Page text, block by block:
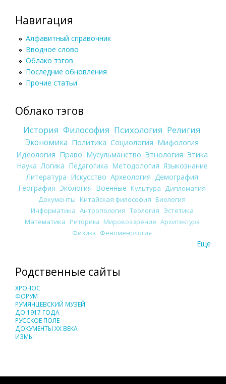
Навигация
Алфавитный справочник
Вводное слово
Облако тэгов
Последние обновления
Прочие статьи
Облако тэгов
История Философия Психология Религия
Экономика Политика Социология Мифология
Идеология Право Мусульманство Этнология Этика
Наука Логика Педагогика Методология Языкознание
Литература Искусство Археология Демография
География Экология Военные Культура
Дипломатия
Документы Китайская философия Биология
Информатика Антропология Теология Эстетика
Математика Риторика Мировоззрение Архитектура
Физика Феноменология
Еще
Родственные сайты
ХРОНОС
ФОРУМ
РУМЯНЦЕВСКИЙ МУЗЕЙ
ДО 1917 ГОДА
РУССКОЕ ПОЛЕ
ДОКУМЕНТЫ XX ВЕКА
ИЗМЫ